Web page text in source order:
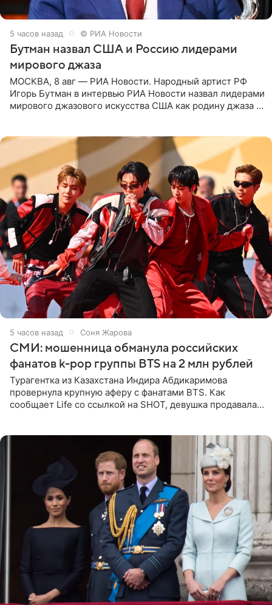
5 часов назад © РИА Новости
Бутман назвал США и Россию лидерами
мирового джаза
МОСКВА, 8 авг — РИА Новости. Народный артист РФ
Игорь Бутман в интервью РИА Новости назвал лидерами
мирового джазового искусства США как родину джаза и
5 часов назад Соня Жарова
СМИ: мошенница обманула российских
фанатов k-pop группы BTS на 2 млн рублей
Турагентка из Казахстана Индира Абдикаримова
провернула крупную аферу с фанатами BTS. Как
сообщает Life со ссылкой на SHOT, девушка продавала